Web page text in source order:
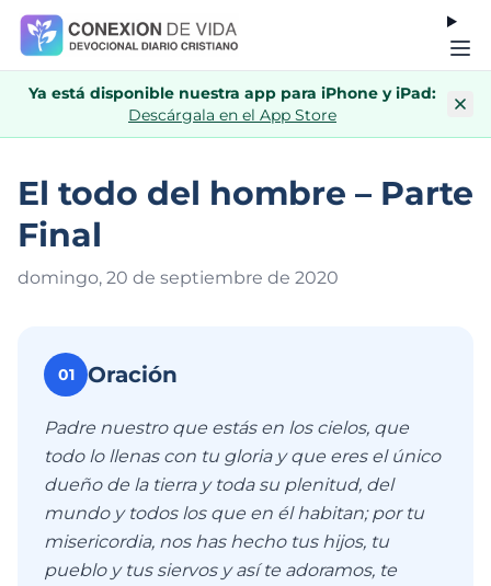
Ya está disponible nuestra app para iPhone y iPad:
Descárgala en el App Store
El todo del hombre – Parte
Final
domingo, 20 de septiembre de 2020
01 Oración
Padre nuestro que estás en los cielos, que
todo lo llenas con tu gloria y que eres el único
dueño de la tierra y toda su plenitud, del
mundo y todos los que en él habitan; por tu
misericordia, nos has hecho tus hijos, tu
pueblo y tus siervos y así te adoramos, te